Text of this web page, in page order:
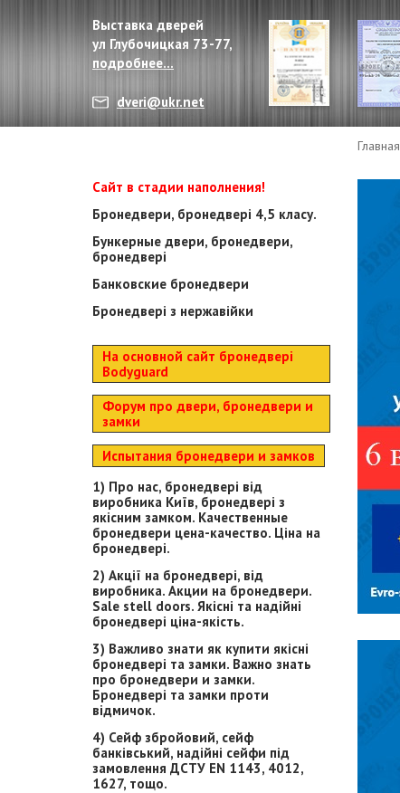
Выставка дверей
ул Глубочицкая 73-77,
подробнее...
dveri@ukr.net
Главная
Сайт в стадии наполнения!
Бронедвери, бронедвері 4,5 класу.
Бункерные двери, бронедвери,
бронедвері
Банковские бронедвери
Бронедвері з нержавійки
На основной сайт бронедвері
Bodyguard
Форум про двери, бронедвери и
замки
Испытания бронедвери и замков
1) Про нас, бронедвері від
виробника Київ, бронедвері з
якісним замком. Качественные
бронедвери цена-качество. Ціна на
бронедвері.
2) Акції на бронедвері, від
виробника. Акции на бронедвери.
Sale stell doors. Якісні та надійні
бронедвері ціна-якість.
3) Важливо знати як купити якісні
бронедвері та замки. Важно знать
про бронедвери и замки.
Бронедвері та замки проти
відмичок.
4) Сейф збройовий, сейф
банківський, надійні сейфи під
замовлення ДСТУ EN 1143, 4012,
1627, тощо.